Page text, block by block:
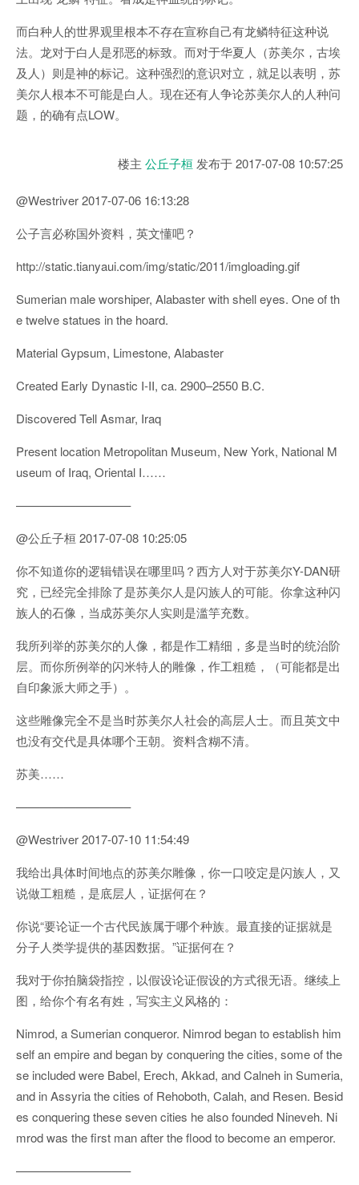
而白种人的世界观里根本不存在宣称自己有龙鳞特征这种说
法。龙对于白人是邪恶的标致。而对于华夏人（苏美尔，古埃
及人）则是神的标记。这种强烈的意识对立，就足以表明，苏
美尔人根本不可能是白人。现在还有人争论苏美尔人的人种问
题，的确有点LOW。
楼主 公丘子桓 发布于2017-07-08 10:57:25
@Westriver 2017-07-06 16:13:28
公子言必称国外资料，英文懂吧？
http://static.tianyaui.com/img/static/2011/imgloading.gif
Sumerian male worshiper, Alabaster with shell eyes. One of th
e twelve statues in the hoard.
Material Gypsum, Limestone, Alabaster
Created Early Dynastic I-II, ca. 2900–2550 B.C.
Discovered Tell Asmar, Iraq
Present location Metropolitan Museum, New York, National M
useum of Iraq, Oriental I……
—————————–
@公丘子桓 2017-07-08 10:25:05
你不知道你的逻辑错误在哪里吗？西方人对于苏美尔Y-DAN研
究，已经完全排除了是苏美尔人是闪族人的可能。你拿这种闪
族人的石像，当成苏美尔人实则是滥竽充数。
我所列举的苏美尔的人像，都是作工精细，多是当时的统治阶
层。而你所例举的闪米特人的雕像，作工粗糙，（可能都是出
自印象派大师之手）。
这些雕像完全不是当时苏美尔人社会的高层人士。而且英文中
也没有交代是具体哪个王朝。资料含糊不清。
苏美……
—————————–
@Westriver 2017-07-10 11:54:49
我给出具体时间地点的苏美尔雕像，你一口咬定是闪族人，又
说做工粗糙，是底层人，证据何在？
你说“要论证一个古代民族属于哪个种族。最直接的证据就是
分子人类学提供的基因数据。”证据何在？
我对于你拍脑袋指控，以假设论证假设的方式很无语。继续上
图，给你个有名有姓，写实主义风格的：
Nimrod, a Sumerian conqueror. Nimrod began to establish him
self an empire and began by conquering the cities, some of the
se included were Babel, Erech, Akkad, and Calneh in Sumeria,
and in Assyria the cities of Rehoboth, Calah, and Resen. Besid
es conquering these seven cities he also founded Nineveh. Ni
mrod was the first man after the flood to become an emperor.
—————————–